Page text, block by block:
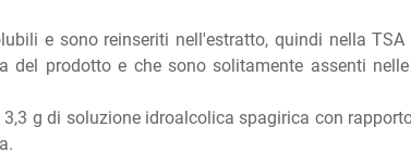
e sono reinseriti nell'estratto, quindi nella TSA
del prodotto e che sono solitamente assenti
g di soluzione idroalcolica spagirica con